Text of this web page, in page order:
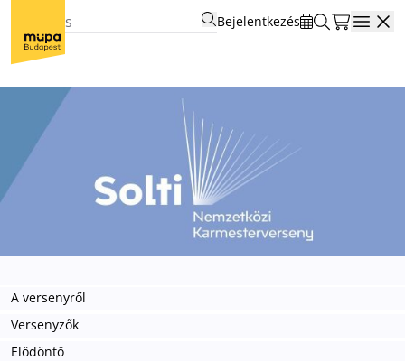
Bejelentkezés
A versenyről
Versenyzők
Elődöntő